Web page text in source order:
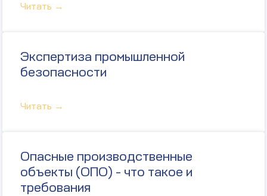
Читать →
Экспертиза промышленной
безопасности
Читать →
Опасные производственные
объекты (ОПО) - что такое и
требования